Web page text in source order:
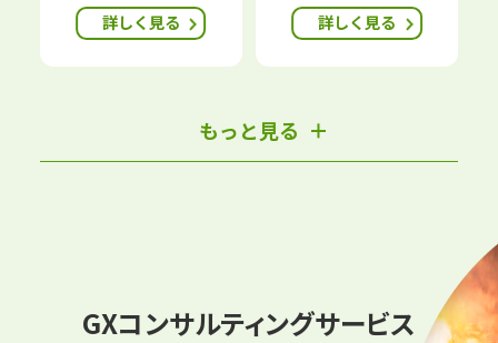
詳しく見る 詳しく見る
もっと見る
GXコンサルティングサービス